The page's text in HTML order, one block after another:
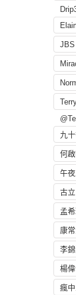
JBS
九
何啟
午
古立
孟
康
李
楊
瘋